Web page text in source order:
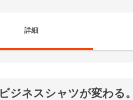
詳細
ビジネスシャツが変わる